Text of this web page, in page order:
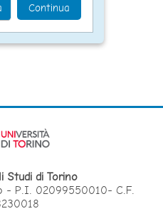
Continua
Studi di Torino
- P.I. 02099550010- C.F.